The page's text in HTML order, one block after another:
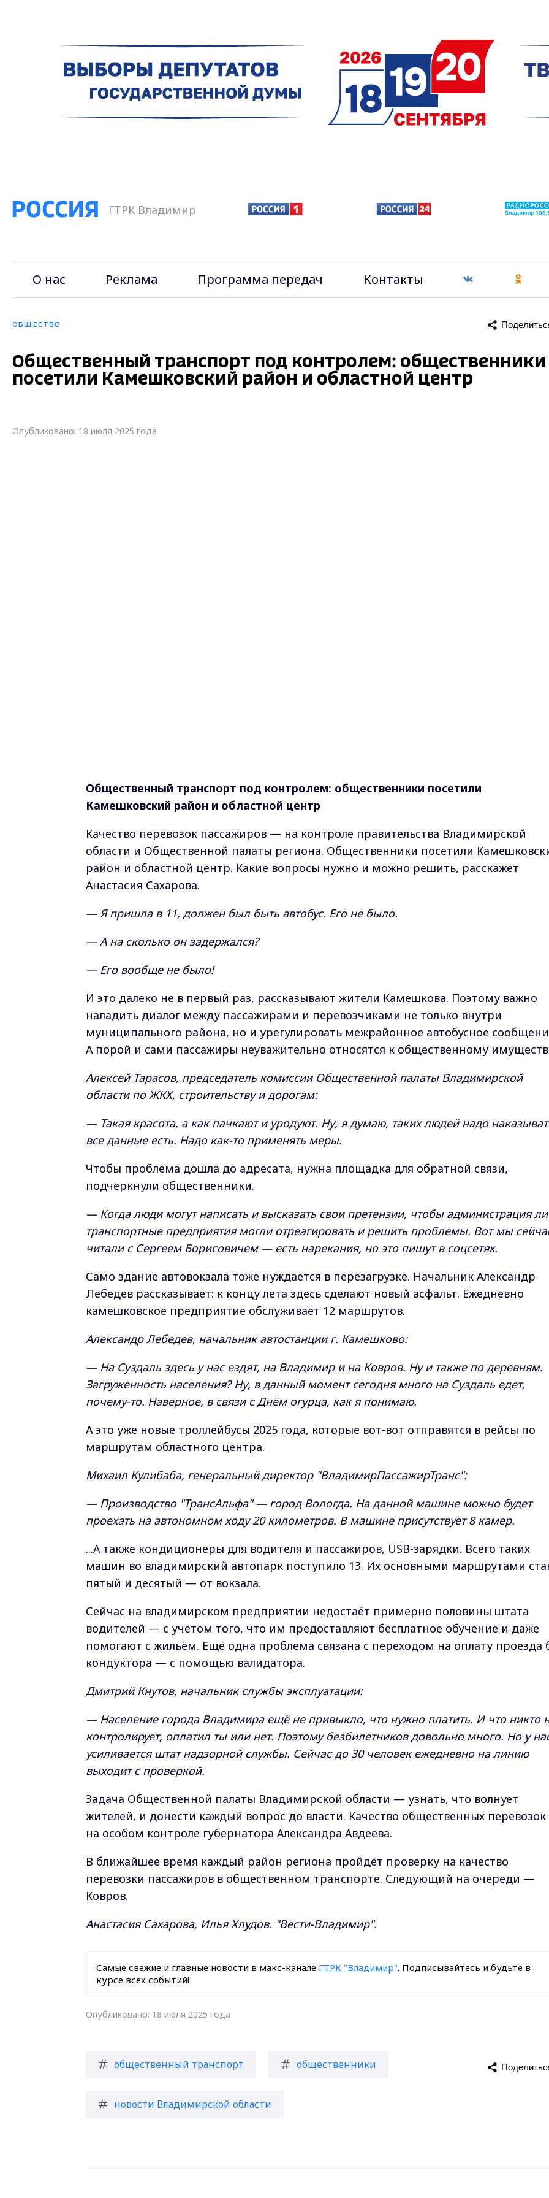
ГТРК Владимир
О нас Реклама Программа передач Контакты
ОБЩЕСТВО
Общественный транспорт под контролем: общественники
посетили Камешковский район и областной центр
Опубликовано: 18 июля 2025 года
Общественный транспорт под контролем: общественники посетили
Камешковский район и областной центр
Качество перевозок пассажиров — на контроле правительства Владимирской
области и Общественной палаты региона. Общественники посетили
район и областной центр. Какие вопросы нужно и можно решить, расскажет
Анастасия Сахарова.
— Я пришла в 11, должен был быть автобус. Его не было.
— А на сколько он задержался?
— Его вообще не было!
И это далеко не в первый раз, рассказывают жители Камешкова. Поэтому важно
наладить диалог между пассажирами и перевозчиками не только внутри
муниципального района, но и урегулировать межрайонное автобусное
А порой и сами пассажиры неуважительно относятся к общественному
Алексей Тарасов, председатель комиссии Общественной палаты Владимирской
области по ЖКХ, строительству и дорогам:
— Такая красота, а как пачкают и уродуют. Ну, я думаю, таких людей надо
все данные есть. Надо как-то применять меры.
Чтобы проблема дошла до адресата, нужна площадка для обратной связи,
подчеркнули общественники.
— Когда люди могут написать и высказать свои претензии, чтобы администрация
транспортные предприятия могли отреагировать и решить проблемы. Вот мы
читали с Сергеем Борисовичем — есть нарекания, но это пишут в соцсетях.
Само здание автовокзала тоже нуждается в перезагрузке. Начальник Александр
Лебедев рассказывает: к концу лета здесь сделают новый асфальт. Ежедневно
камешковское предприятие обслуживает 12 маршрутов.
Александр Лебедев, начальник автостанции г. Камешково:
— На Суздаль здесь у нас ездят, на Владимир и на Ковров. Ну и также по деревням.
Загруженность населения? Ну, в данный момент сегодня много на Суздаль едет,
почему-то. Наверное, в связи с Днём огурца, как я понимаю.
А это уже новые троллейбусы 2025 года, которые вот-вот отправятся в рейсы по
маршрутам областного центра.
Михаил Кулибаба, генеральный директор "ВладимирПассажирТранс":
— Производство "ТрансАльфа" — город Вологда. На данной машине можно будет
проехать на автономном ходу 20 километров. В машине присутствует 8 камер.
...А также кондиционеры для водителя и пассажиров, USB-зарядки. Всего таких
машин во владимирский автопарк поступило 13. Их основными маршрутами
пятый и десятый — от вокзала.
Сейчас на владимирском предприятии недостаёт примерно половины штата
водителей — с учётом того, что им предоставляют бесплатное обучение и даже
помогают с жильём. Ещё одна проблема связана с переходом на оплату проезда
кондуктора — с помощью валидатора.
Дмитрий Кнутов, начальник службы эксплуатации:
— Население города Владимира ещё не привыкло, что нужно платить. И что никто
контролирует, оплатил ты или нет. Поэтому безбилетников довольно много. Но у
усиливается штат надзорной службы. Сейчас до 30 человек ежедневно на линию
выходит с проверкой.
Задача Общественной палаты Владимирской области — узнать, что волнует
жителей, и донести каждый вопрос до власти. Качество общественных
на особом контроле губернатора Александра Авдеева.
В ближайшее время каждый район региона пройдёт проверку на качество
перевозки пассажиров в общественном транспорте. Следующий на очереди —
Ковров.
Анастасия Сахарова, Илья Хлудов. "Вести-Владимир".
Самые свежие и главные новости в макс-канале ГТРК "Владимир". Подписывайтесь и будьте в
курсе всех событий!
Опубликовано: 18 июля 2025 года
общественный транспорт общественники
новости Владимирской области